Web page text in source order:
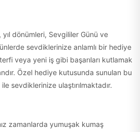
dönümleri, Sevgililer Günü ve
sevdiklerinize anlamlı bir hediye
veya yeni iş gibi başarıları kutlamak
Özel hediye kutusunda sunulan bu
sevdiklerinize ulaştırılmaktadır.
zamanlarda yumuşak kumaş